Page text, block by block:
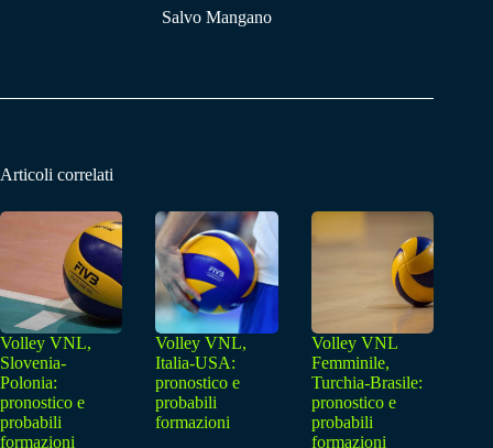
Salvo Mangano
Articoli correlati
Volley VNL,
Slovenia-
Polonia:
pronostico e
probabili
formazioni
Volley VNL,
Italia-USA:
pronostico e
probabili
formazioni
Volley VNL
Femminile,
Turchia-Brasile:
pronostico e
probabili
formazioni